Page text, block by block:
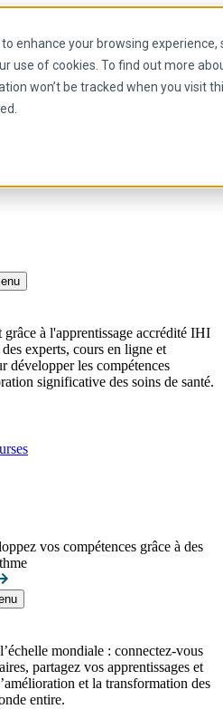
enhance your browsing
use of cookies. To find out more
won’t be tracked when you visit
à l'apprentissage accrédité IHI
experts, cours en ligne et
développer les compétences
significative des soins de santé.
vos compétences grâce à des
mondiale : connectez-vous
partagez vos apprentissages et
et la transformation des
entire.